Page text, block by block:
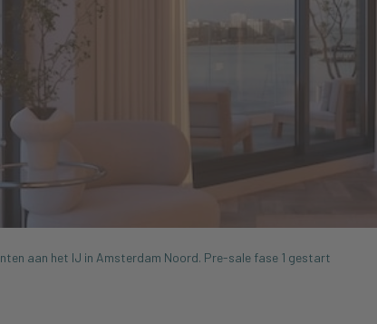
aan het IJ in Amsterdam Noord. Pre-sale fase 1 gestart